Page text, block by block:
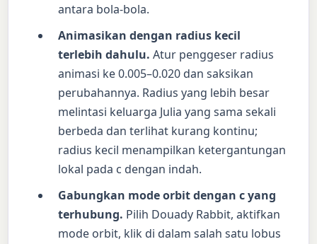
antara bola-bola.
Animasikan dengan radius kecil
terlebih dahulu. Atur penggeser radius
animasi ke 0.005–0.020 dan saksikan
perubahannya. Radius yang lebih besar
melintasi keluarga Julia yang sama sekali
berbeda dan terlihat kurang kontinu;
radius kecil menampilkan ketergantungan
lokal pada c dengan indah.
Gabungkan mode orbit dengan c yang
terhubung. Pilih Douady Rabbit, aktifkan
mode orbit, klik di dalam salah satu lobus